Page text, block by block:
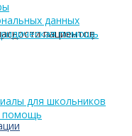
пациентов
данных
помощь
для школьников
помощь